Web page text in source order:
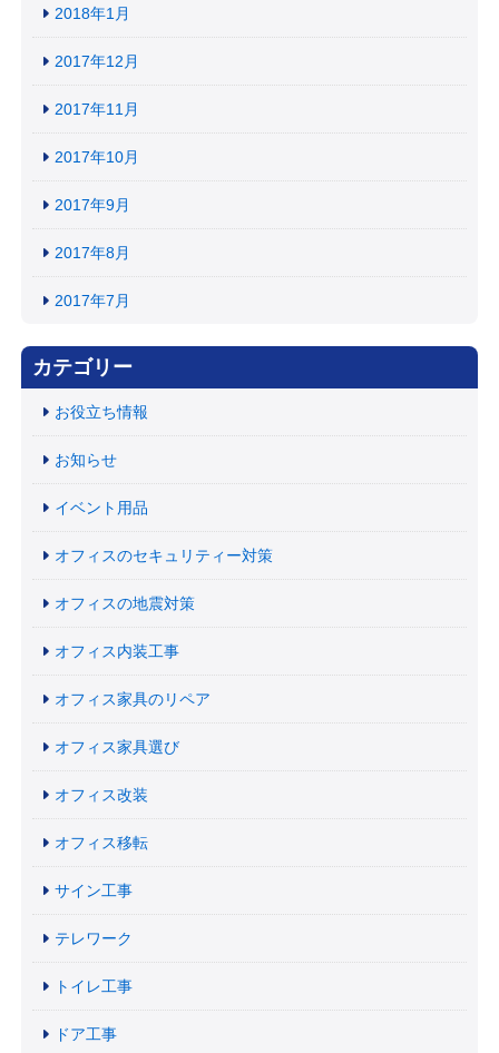
2018年1月
2017年12月
2017年11月
2017年10月
2017年9月
2017年8月
2017年7月
カテゴリー
お役立ち情報
お知らせ
イベント用品
オフィスのセキュリティー対策
オフィスの地震対策
オフィス内装工事
オフィス家具のリペア
オフィス家具選び
オフィス改装
オフィス移転
サイン工事
テレワーク
トイレ工事
ドア工事